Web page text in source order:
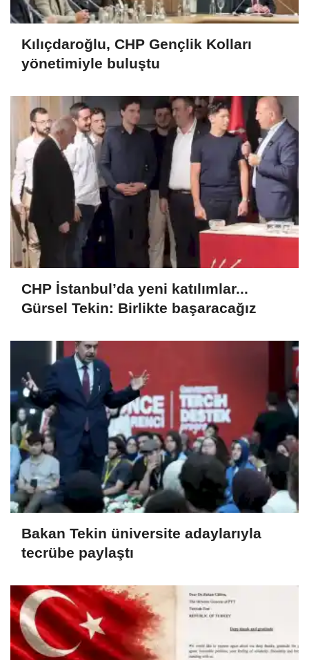
Kılıçdaroğlu, CHP Gençlik Kolları
yönetimiyle buluştu
CHP İstanbul’da yeni katılımlar...
Gürsel Tekin: Birlikte başaracağız
Bakan Tekin üniversite adaylarıyla
tecrübe paylaştı